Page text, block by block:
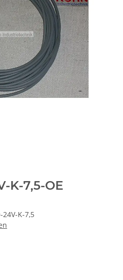
K-7,5-OE
24V-K-7,5